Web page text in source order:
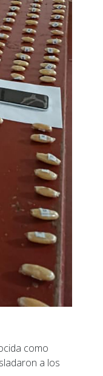
como
a los